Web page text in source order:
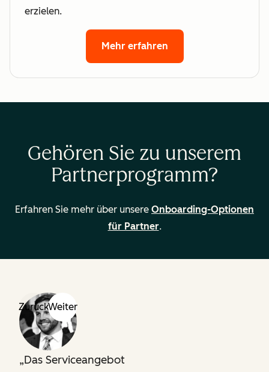
erzielen.
Mehr erfahren
Gehören Sie zu unserem
Partnerprogramm?
Erfahren Sie mehr über unsere Onboarding-Optionen
für Partner.
ZurückWeiter
Das Serviceangebot